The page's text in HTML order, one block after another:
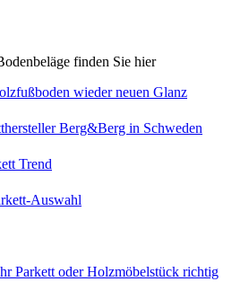
finden Sie hier
wieder neuen Glanz
Berg&Berg in Schweden
Trend
Auswahl
Parkett oder Holzmöbelstück richtig